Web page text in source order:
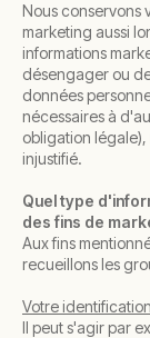
Nous conservons
marketing aussi
informations
désengager ou
données
nécessaires à
obligation légale),
injustifié.
Quel type
des fins de
Aux fins
recueillons les
Votre
Il peut s'agir par